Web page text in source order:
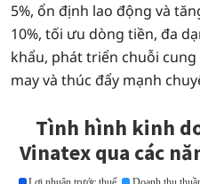
5%, ổn định lao động và
10%, tối ưu dòng tiền, đa
khẩu, phát triển chuỗi
may và thúc đẩy mạnh